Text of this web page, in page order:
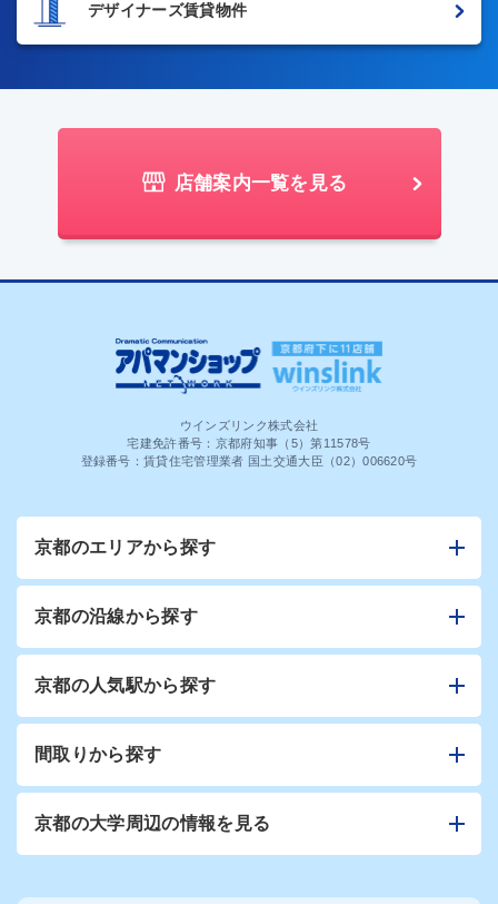
デザイナーズ賃貸物件
店舗案内一覧を見る
ウインズリンク株式会社
宅建免許番号：京都府知事（5）第11578号
登録番号：賃貸住宅管理業者 国土交通大臣（02）006620号
京都のエリアから探す
京都の沿線から探す
京都の人気駅から探す
間取りから探す
京都の大学周辺の情報を見る